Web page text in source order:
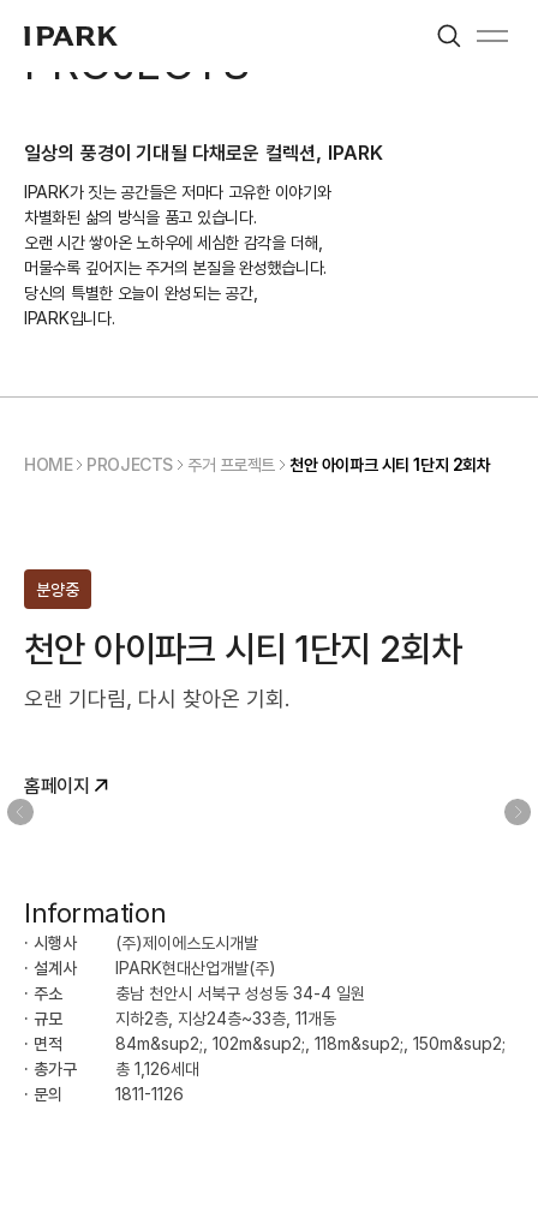
SearchMenu
PROJECTS
일상의 풍경이 기대될 다채로운 컬렉션, IPARK
IPARK가 짓는 공간들은 저마다 고유한 이야기와
차별화된 삶의 방식을 품고 있습니다.
오랜 시간 쌓아온 노하우에 세심한 감각을 더해,
머물수록 깊어지는 주거의 본질을 완성했습니다.
당신의 특별한 오늘이 완성되는 공간,
IPARK입니다.
HOME PROJECTS 주거 프로젝트 천안 아이파크 시티 1단지 2회차
분양중
천안 아이파크 시티 1단지 2회차
오랜 기다림, 다시 찾아온 기회.
홈페이지
이전 다
Information
· 시행사
(주)제이에스도시개발
· 설계사
IPARK현대산업개발(주)
· 주소
충남 천안시 서북구 성성동 34-4 일원
· 규모
지하2층, 지상24층~33층, 11개동
· 면적
84m&sup2;, 102m&sup2;, 118m&sup2;, 150m&sup2;
· 총가구
총 1,126세대
· 문의
1811-1126